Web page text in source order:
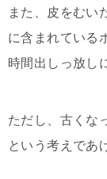
また、皮をむい
に含まれている
時間出しっ放し
ただし、古くな
という考えであ